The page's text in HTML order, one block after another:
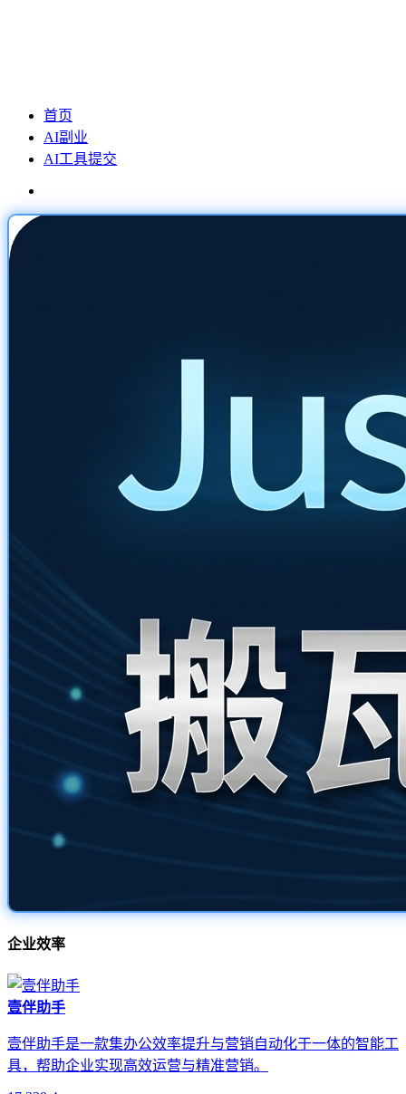
首页
AI副业
AI工具提交
企业效率
壹伴助手
壹伴助手是一款集办公效率提升与营销自动化于一体的智能工
具，帮助企业实现高效运营与精准营销。